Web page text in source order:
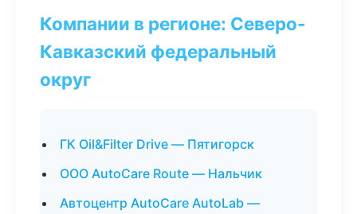
Компании в регионе: Северо-
Кавказский федеральный
округ
ГК Oil&Filter Drive — Пятигорск
ООО AutoCare Route — Нальчик
Автоцентр AutoCare AutoLab —